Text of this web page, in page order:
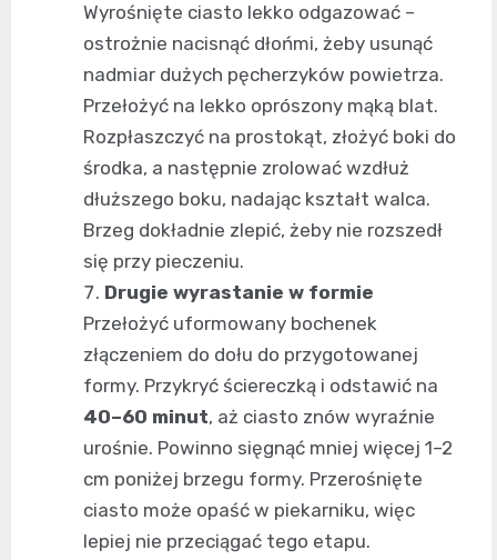
Wyrośnięte ciasto lekko odgazować –
ostrożnie nacisnąć dłońmi, żeby usunąć
nadmiar dużych pęcherzyków powietrza.
Przełożyć na lekko oprószony mąką blat.
Rozpłaszczyć na prostokąt, złożyć boki do
środka, a następnie zrolować wzdłuż
dłuższego boku, nadając kształt walca.
Brzeg dokładnie zlepić, żeby nie rozszedł
się przy pieczeniu.
Drugie wyrastanie w formie
Przełożyć uformowany bochenek
złączeniem do dołu do przygotowanej
formy. Przykryć ściereczką i odstawić na
40–60 minut, aż ciasto znów wyraźnie
urośnie. Powinno sięgnąć mniej więcej 1–2
cm poniżej brzegu formy. Przerośnięte
ciasto może opaść w piekarniku, więc
lepiej nie przeciągać tego etapu.